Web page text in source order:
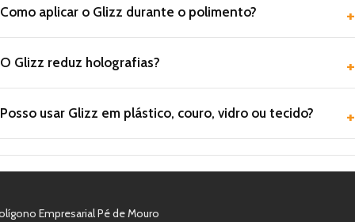
Como aplicar o Glizz durante o polimento?
O Glizz reduz holografias?
Posso usar Glizz em plástico, couro, vidro ou tecido?
Empresarial Pé de Mouro